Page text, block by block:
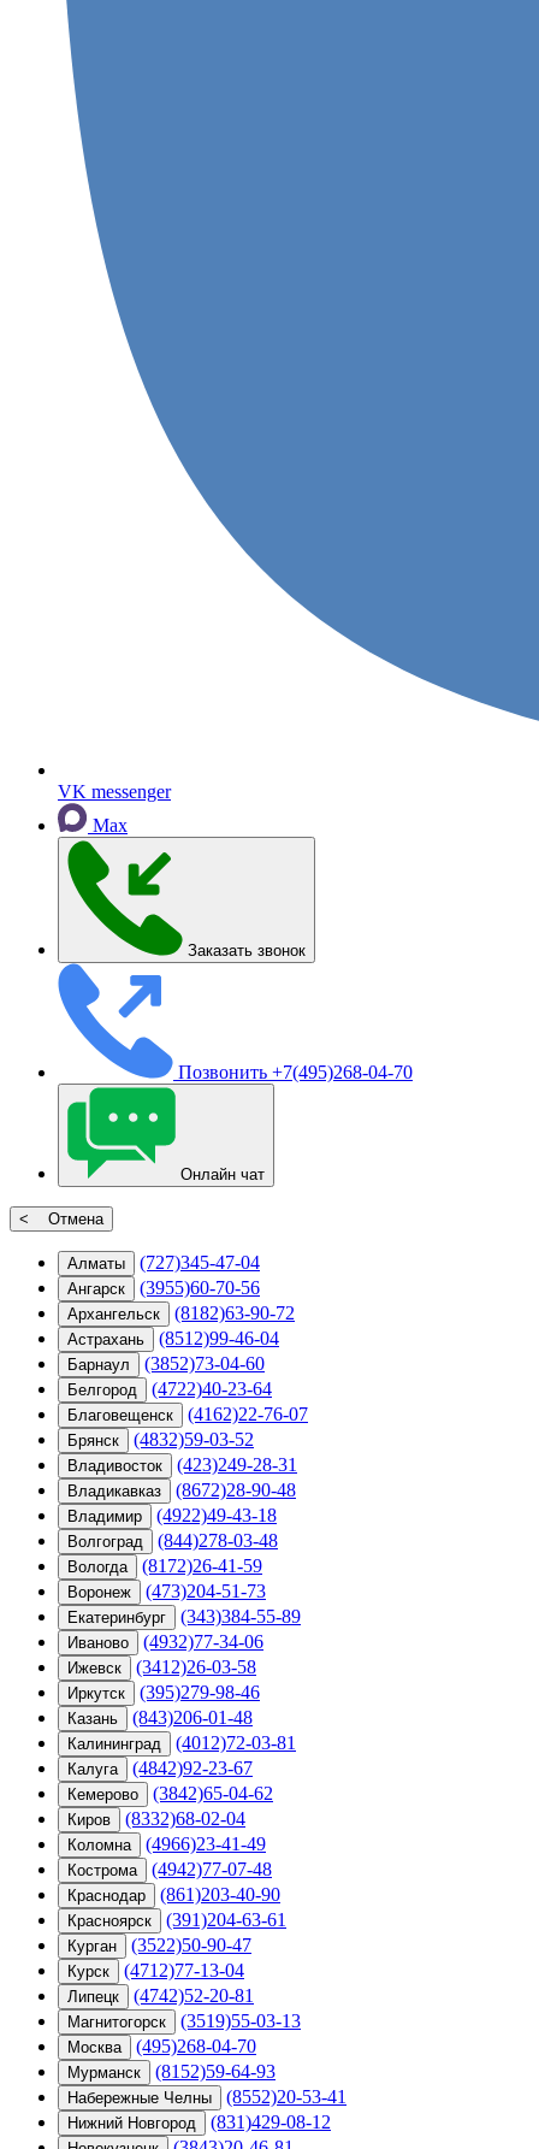
VK messenger
Max
Заказать звонок
Позвонить +7(495)268-04-70
Онлайн чат
< Отмена
Алматы (727)345-47-04
Ангарск (3955)60-70-56
Архангельск (8182)63-90-72
Астрахань (8512)99-46-04
Барнаул (3852)73-04-60
Белгород (4722)40-23-64
Благовещенск (4162)22-76-07
Брянск (4832)59-03-52
Владивосток (423)249-28-31
Владикавказ (8672)28-90-48
Владимир (4922)49-43-18
Волгоград (844)278-03-48
Вологда (8172)26-41-59
Воронеж (473)204-51-73
Екатеринбург (343)384-55-89
Иваново (4932)77-34-06
Ижевск (3412)26-03-58
Иркутск (395)279-98-46
Казань (843)206-01-48
Калининград (4012)72-03-81
Калуга (4842)92-23-67
Кемерово (3842)65-04-62
Киров (8332)68-02-04
Коломна (4966)23-41-49
Кострома (4942)77-07-48
Краснодар (861)203-40-90
Красноярск (391)204-63-61
Курган (3522)50-90-47
Курск (4712)77-13-04
Липецк (4742)52-20-81
Магнитогорск (3519)55-03-13
Москва (495)268-04-70
Мурманск (8152)59-64-93
Набережные Челны (8552)20-53-41
Нижний Новгород (831)429-08-12